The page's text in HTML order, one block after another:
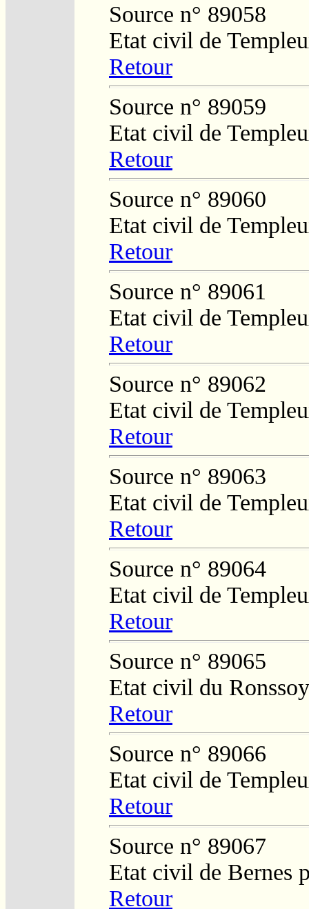
Source n° 89058
Etat civil de
Retour
Source n° 89059
Etat civil de
Retour
Source n° 89060
Etat civil de
Retour
Source n° 89061
Etat civil de
Retour
Source n° 89062
Etat civil de
Retour
Source n° 89063
Etat civil de
Retour
Source n° 89064
Etat civil de
Retour
Source n° 89065
Etat civil du Ronssoy
Retour
Source n° 89066
Etat civil de
Retour
Source n° 89067
Etat civil de Bernes
Retour